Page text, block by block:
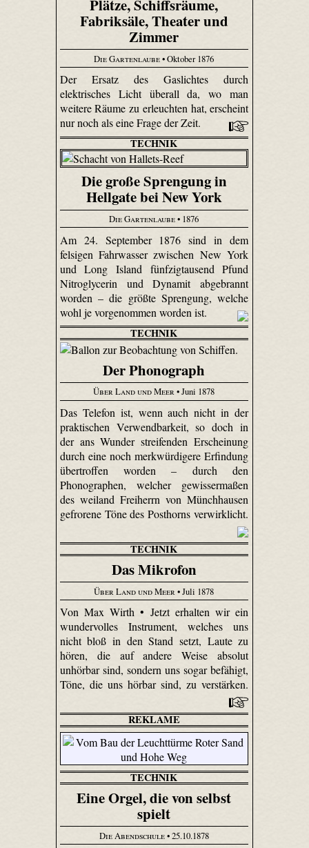
Plätze, Schiffsräume,
Fabriksäle, Theater und
Zimmer
Die Gartenlaube• Oktober 1876
Der Ersatz des Gaslichtes durch
elektrisches Licht überall da, wo man
weitere Räume zu erleuchten hat, erscheint
nur noch als eine Frage der Zeit.
TECHNIK
Die große Sprengung in
Hellgate bei New York
Die Gartenlaube• 1876
Am 24. September 1876 sind in dem
felsigen Fahrwasser zwischen New York
und Long Island fünfzigtausend Pfund
Nitroglycerin und Dynamit abgebrannt
worden – die größte Sprengung, welche
wohl je vorgenommen worden ist.
TECHNIK
Der Phonograph
Über Land und Meer• Juni 1878
Das Telefon ist, wenn auch nicht in der
praktischen Verwendbarkeit, so doch in
der ans Wunder streifenden Erscheinung
durch eine noch merkwürdigere Erfindung
übertroffen worden – durch den
Phonographen, welcher gewissermaßen
des weiland Freiherrn von Münchhausen
gefrorene Töne des Posthorns verwirklicht.
TECHNIK
Das Mikrofon
Über Land und Meer• Juli 1878
Von Max Wirth • Jetzt erhalten wir ein
wundervolles Instrument, welches uns
nicht bloß in den Stand setzt, Laute zu
hören, die auf andere Weise absolut
unhörbar sind, sondern uns sogar befähigt,
Töne, die uns hörbar sind, zu verstärken.
REKLAME
TECHNIK
Eine Orgel, die von selbst
spielt
Die Abendschule• 25.10.1878